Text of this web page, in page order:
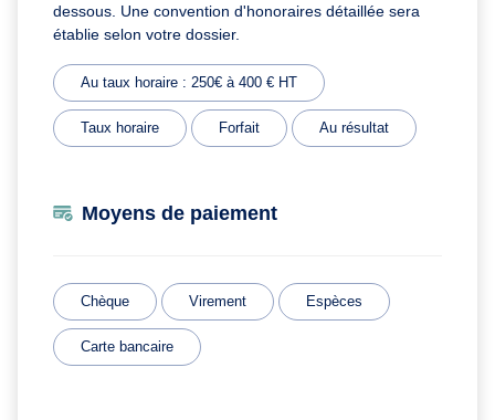
dessous. Une convention d'honoraires détaillée sera
établie selon votre dossier.
Au taux horaire : 250€ à 400 € HT
Taux horaire Forfait Au résultat
Moyens de paiement
Chèque Virement Espèces
Carte bancaire